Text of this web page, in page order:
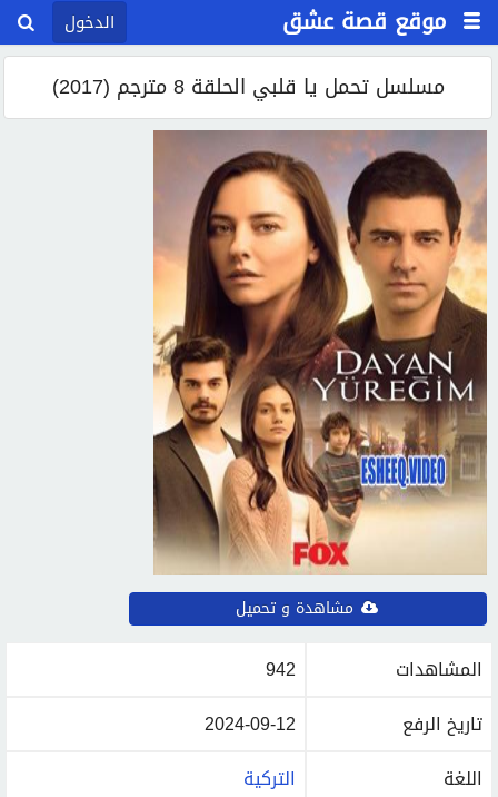
موقع قصة عشق الدخول
مسلسل تحمل يا قلبي الحلقة 8 مترجم (2017)
مشاهدة و تحميل
المشاهدات
942
تاريخ الرفع
2024-09-12
اللغة
التركية